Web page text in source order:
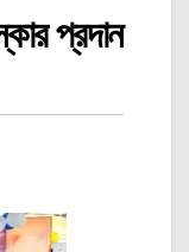
প্রদান